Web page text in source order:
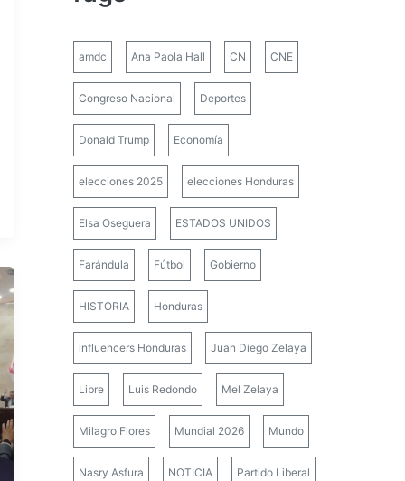
amdc Ana Paola Hall CN CNE
Congreso Nacional Deportes
Donald Trump Economía
elecciones 2025 elecciones Honduras
Elsa Oseguera ESTADOS UNIDOS
Farándula Fútbol Gobierno
HISTORIA Honduras
influencers Honduras Juan Diego Zelaya
Libre Luis Redondo Mel Zelaya
Milagro Flores Mundial 2026 Mundo
Nasry Asfura NOTICIA Partido Liberal